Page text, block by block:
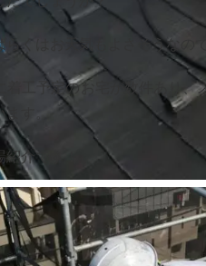
くはお天気もよさそうなの
着工予定のお宅が数件あり
す。
介です！